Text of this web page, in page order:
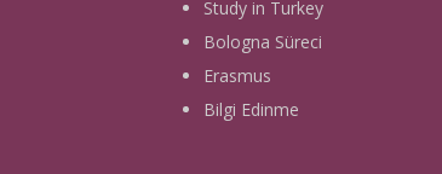
Study in Turkey
Bologna Süreci
Erasmus
Bilgi Edinme